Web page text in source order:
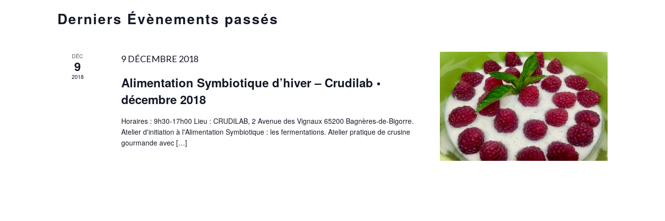
Évènements
Derniers Évènements passés
DÉC
9
2018
9 DÉCEMBRE 2018
Alimentation Symbiotique d’hiver – Crudilab •
décembre 2018
Horaires : 9h30-17h00 Lieu : CRUDILAB, 2 Avenue des Vignaux 65200 Bagnères-de-Bigorre.
Atelier d'initiation à l'Alimentation Symbiotique : les fermentations. Atelier pratique de crusine
gourmande avec […]